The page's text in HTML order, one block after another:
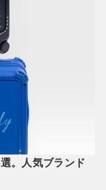
。人気ブランド